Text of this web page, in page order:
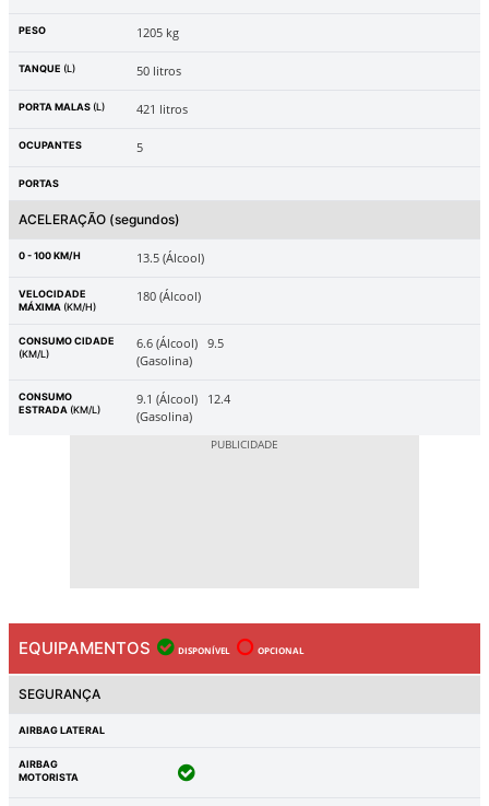
PESO 1205 kg
TANQUE (L) 50 litros
PORTA MALAS (L) 421 litros
OCUPANTES 5
PORTAS
ACELERAÇÃO (segundos)
0 - 100 KM/H 13.5 (Álcool)
VELOCIDADE
MÁXIMA (KM/H)
180 (Álcool)
CONSUMO CIDADE
(KM/L)
6.6 (Álcool) 9.5
(Gasolina)
CONSUMO
ESTRADA (KM/L)
9.1 (Álcool) 12.4
(Gasolina)
EQUIPAMENTOS DISPONÍVEL OPCIONAL
SEGURANÇA
AIRBAG LATERAL
AIRBAG
MOTORISTA